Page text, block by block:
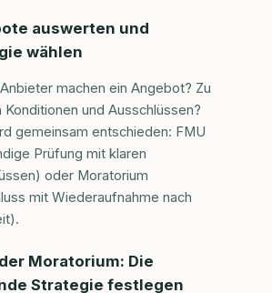
auswerten und
wählen
machen ein Angebot? Zu
Konditionen und Ausschlüssen?
gemeinsam entschieden: FMU
Prüfung mit klaren
oder Moratorium
mit Wiederaufnahme nach
Moratorium: Die
Strategie festlegen